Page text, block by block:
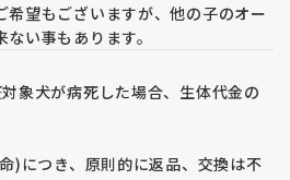
希望もございますが、他の子のオー
い事もあります。
象犬が病死した場合、生体代金の
)につき、原則的に返品、交換は不